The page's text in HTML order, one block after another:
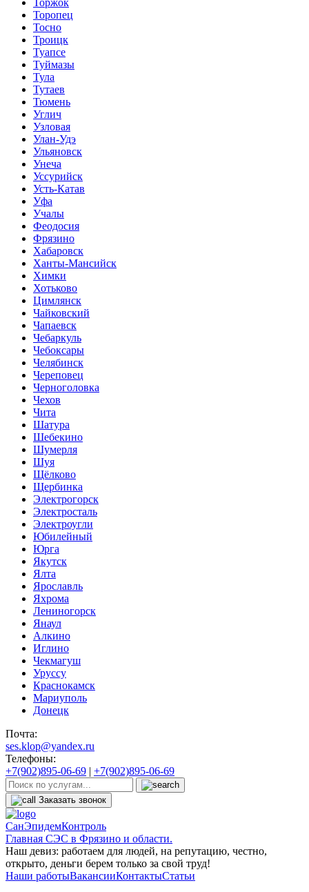
Торопец
Тосно
Троицк
Туапсе
Туймазы
Тула
Тутаев
Тюмень
Углич
Узловая
Улан-Удэ
Ульяновск
Унеча
Уссурийск
Усть-Катав
Уфа
Учалы
Феодосия
Фрязино
Хабаровск
Ханты-Мансийск
Химки
Хотьково
Цимлянск
Чайковский
Чапаевск
Чебаркуль
Чебоксары
Челябинск
Череповец
Черноголовка
Чехов
Чита
Шатура
Шебекино
Шумерля
Шуя
Щёлково
Щербинка
Электрогорск
Электросталь
Электроугли
Юбилейный
Юрга
Якутск
Ялта
Ярославль
Яхрома
Лениногорск
Янаул
Алкино
Иглино
Чекмагуш
Уруссу
Краснокамск
Мариуполь
Донецк
Почта:
ses.klop@yandex.ru
Телефоны:
+7(902)895-06-69 | +7(902)895-06-69
Заказать звонок
СанЭпидемКонтроль
Главная СЭС в Фрязино и области.
Наш девиз: работаем для людей, на репутацию, честно,
открыто, деньги берем только за свой труд!
Наши работыВакансииКонтактыСтатьи